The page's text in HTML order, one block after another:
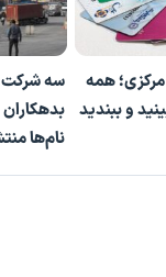
همه
و ببندید
سه شرکت
بدهکاران
نام‌ها